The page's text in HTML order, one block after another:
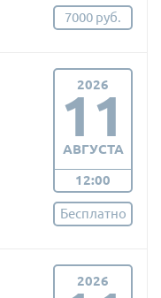
7000 руб.
2026
11
АВГУСТА
12:00
Бесплатно
2026